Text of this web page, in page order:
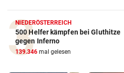
NIEDERÖSTERREICH
500 Helfer kämpfen bei Gluthitze
gegen Inferno
139.346 mal gelesen